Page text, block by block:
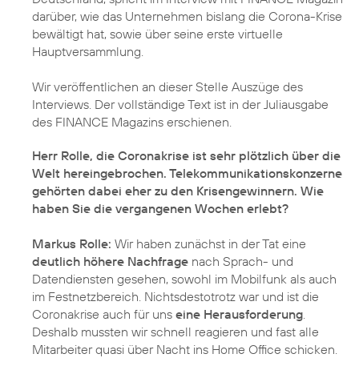
darüber, wie das Unternehmen bislang die Corona-Krise
bewältigt hat, sowie über seine erste virtuelle
Hauptversammlung.
Wir veröffentlichen an dieser Stelle Auszüge des
Interviews. Der vollständige Text ist in der Juliausgabe
des FINANCE Magazins erschienen.
Herr Rolle, die Coronakrise ist sehr plötzlich über die
Welt hereingebrochen. Telekommunikationskonzerne
gehörten dabei eher zu den Krisengewinnern. Wie
haben Sie die vergangenen Wochen erlebt?
Markus Rolle: Wir haben zunächst in der Tat eine
deutlich höhere Nachfrage nach Sprach- und
Datendiensten gesehen, sowohl im Mobilfunk als auch
im Festnetzbereich. Nichtsdestotrotz war und ist die
Coronakrise auch für uns eine Herausforderung
Deshalb mussten wir schnell reagieren und fast alle
Mitarbeiter quasi über Nacht ins Home Office schicken.